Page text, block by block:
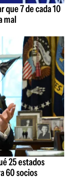
que 7 de cada 10
mal
25 estados
60 socios